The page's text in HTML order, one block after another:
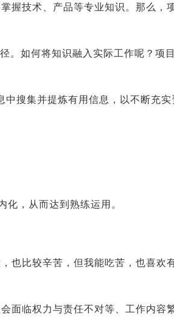
握技术、产品等专业知识。那么，
。如何将知识融入实际工作呢？项
中搜集并提炼有用信息，以不断充实
化，从而达到熟练运用。
也比较辛苦，但我能吃苦，也喜欢
面临权力与责任不对等、工作内容